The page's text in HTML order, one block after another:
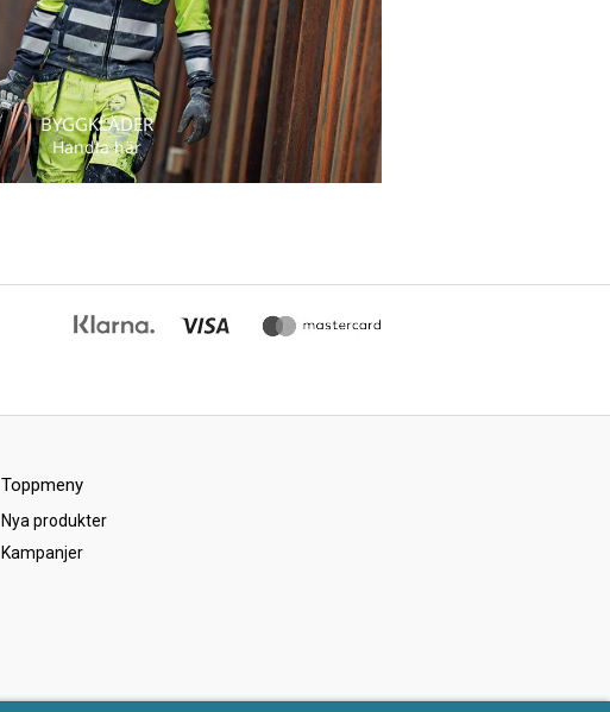
BYGGKLÄDER
Handla här
Toppmeny
Nya produkter
Kampanjer